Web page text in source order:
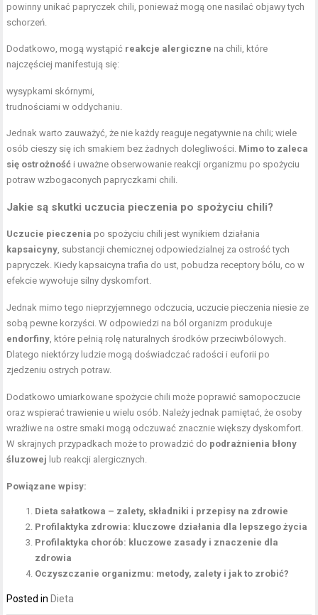
powinny unikać papryczek chili, ponieważ mogą one nasilać objawy tych
schorzeń.
Dodatkowo, mogą wystąpić reakcje alergiczne na chili, które
najczęściej manifestują się:
wysypkami skórnymi,
trudnościami w oddychaniu.
Jednak warto zauważyć, że nie każdy reaguje negatywnie na chili; wiele
osób cieszy się ich smakiem bez żadnych dolegliwości. Mimo to zaleca
się ostrożność i uważne obserwowanie reakcji organizmu po spożyciu
potraw wzbogaconych papryczkami chili.
Jakie są skutki uczucia pieczenia po spożyciu chili?
Uczucie pieczenia po spożyciu chili jest wynikiem działania
kapsaicyny , substancji chemicznej odpowiedzialnej za ostrość tych
papryczek. Kiedy kapsaicyna trafia do ust, pobudza receptory bólu, co w
efekcie wywołuje silny dyskomfort.
Jednak mimo tego nieprzyjemnego odczucia, uczucie pieczenia niesie ze
sobą pewne korzyści. W odpowiedzi na ból organizm produkuje
endorfiny , które pełnią rolę naturalnych środków przeciwbólowych.
Dlatego niektórzy ludzie mogą doświadczać radości i euforii po
zjedzeniu ostrych potraw.
Dodatkowo umiarkowane spożycie chili może poprawić samopoczucie
oraz wspierać trawienie u wielu osób. Należy jednak pamiętać, że osoby
wrażliwe na ostre smaki mogą odczuwać znacznie większy dyskomfort.
W skrajnych przypadkach może to prowadzić do podrażnienia błony
śluzowej lub reakcji alergicznych.
Powiązane wpisy:
Dieta sałatkowa – zalety, składniki i przepisy na zdrowie
Profilaktyka zdrowia: kluczowe działania dla lepszego życia
Profilaktyka chorób: kluczowe zasady i znaczenie dla
zdrowia
Oczyszczanie organizmu: metody, zalety i jak to zrobić?
Posted in Dieta